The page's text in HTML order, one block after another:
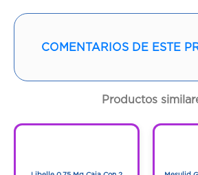
1 Frasco
Código:1257593
COMENTARIOS DE ESTE
Productos